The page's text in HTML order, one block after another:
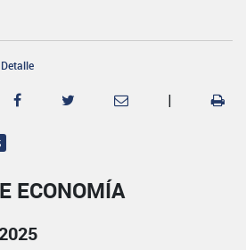
Detalle
|
ECONOMÍA